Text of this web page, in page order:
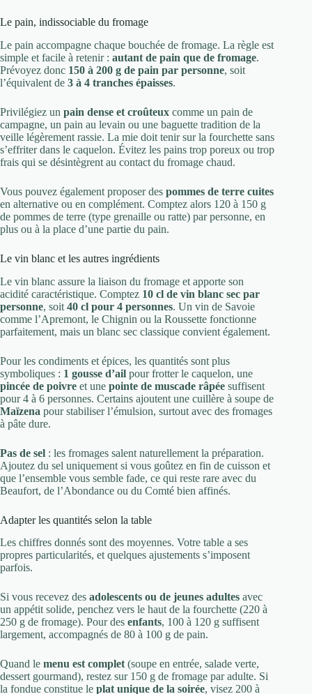
Le pain, indissociable du fromage
Le pain accompagne chaque bouchée de fromage. La règle est
simple et facile à retenir : autant de pain que de fromage.
Prévoyez donc 150 à 200 g de pain par personne, soit
l’équivalent de 3 à 4 tranches épaisses.
Privilégiez un pain dense et croûteux comme un pain de
campagne, un pain au levain ou une baguette tradition de la
veille légèrement rassie. La mie doit tenir sur la fourchette sans
s’effriter dans le caquelon. Évitez les pains trop poreux ou trop
frais qui se désintègrent au contact du fromage chaud.
Vous pouvez également proposer des pommes de terre cuites
en alternative ou en complément. Comptez alors 120 à 150 g
de pommes de terre (type grenaille ou ratte) par personne, en
plus ou à la place d’une partie du pain.
Le vin blanc et les autres ingrédients
Le vin blanc assure la liaison du fromage et apporte son
acidité caractéristique. Comptez 10 cl de vin blanc sec par
personne, soit 40 cl pour 4 personnes. Un vin de Savoie
comme l’Apremont, le Chignin ou la Roussette fonctionne
parfaitement, mais un blanc sec classique convient également.
Pour les condiments et épices, les quantités sont plus
symboliques : 1 gousse d’ail pour frotter le caquelon, une
pincée de poivre et une pointe de muscade râpée suffisent
pour 4 à 6 personnes. Certains ajoutent une cuillère à soupe de
Maïzena pour stabiliser l’émulsion, surtout avec des fromages
à pâte dure.
Pas de sel : les fromages salent naturellement la préparation.
Ajoutez du sel uniquement si vous goûtez en fin de cuisson et
que l’ensemble vous semble fade, ce qui reste rare avec du
Beaufort, de l’Abondance ou du Comté bien affinés.
Adapter les quantités selon la table
Les chiffres donnés sont des moyennes. Votre table a ses
propres particularités, et quelques ajustements s’imposent
parfois.
Si vous recevez des adolescents ou de jeunes adultes avec
un appétit solide, penchez vers le haut de la fourchette (220 à
250 g de fromage). Pour des enfants, 100 à 120 g suffisent
largement, accompagnés de 80 à 100 g de pain.
Quand le menu est complet(soupe en entrée, salade verte,
dessert gourmand), restez sur 150 g de fromage par adulte. Si
la fondue constitue le plat unique de la soirée, visez 200 à